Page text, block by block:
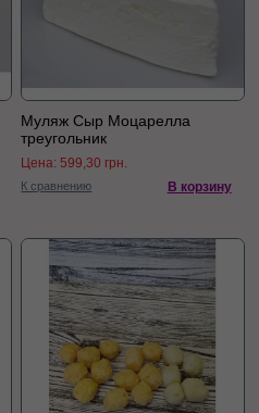
Муляж Сыр Моцарелла
треугольник
Цена:599,30 грн.
К сравнению В корзину